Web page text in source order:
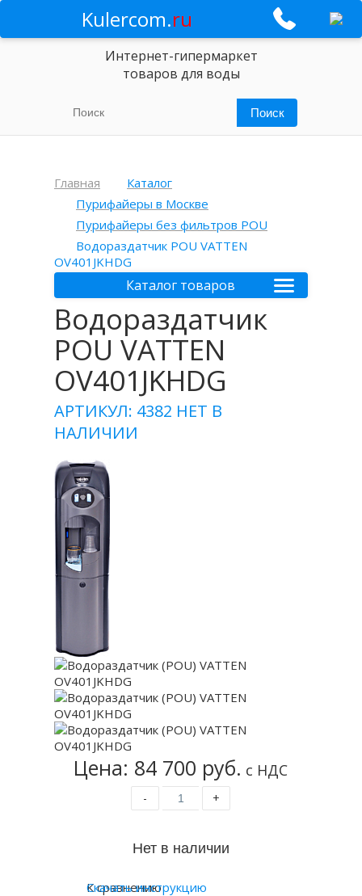
Kulercom.ru
Интернет-гипермаркет
товаров для воды
Главная
Каталог
Пурифайеры в Москве
Пурифайеры без фильтров POU
Водораздатчик POU VATTEN
OV401JKHDG
Каталог товаров
Водораздатчик
POU VATTEN
OV401JKHDG
АРТИКУЛ: 4382 НЕТ В
НАЛИЧИИ
Цена: 84 700 руб. с НДС
- +
К сравнению
Скачать инструкцию